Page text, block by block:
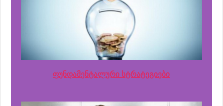
ფუნდამენტალური სტრატეგიები